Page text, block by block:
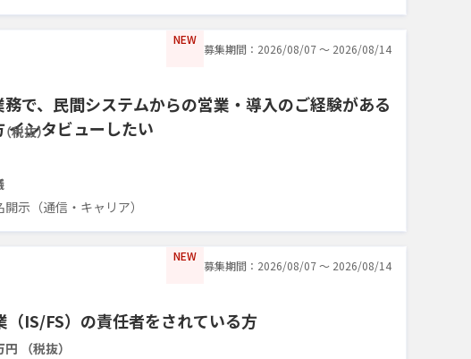
NEW
募集期間：2026/08/07 〜 2026/08/14
で、民間システムからの営業・導入のご経験がある
インタビューしたい
税抜）
示（通信・キャリア）
NEW
募集期間：2026/08/07 〜 2026/08/14
（IS/FS）の責任者をされている方
（税抜）